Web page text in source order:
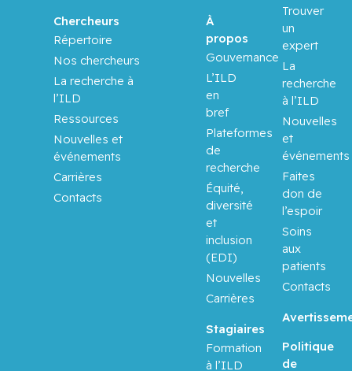
Chercheurs
Répertoire
Nos chercheurs
La recherche à
l’ILD
Ressources
Nouvelles et
événements
Carrières
Contacts
Stagiaires
Formation
à l’ILD
À
propos
Gouvernance
L’ILD
en
bref
Plateformes
de
recherche
Équité,
diversité
et
inclusion
(EDI)
Nouvelles
Carrières
Trouver
un
expert
La
recherche
à l’ILD
Nouvelles
et
événements
Faites
don de
l’espoir
Soins
aux
patients
Contacts
Politique
de